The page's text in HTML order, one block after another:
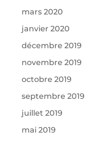
mars 2020
janvier 2020
décembre 2019
novembre 2019
octobre 2019
septembre 2019
juillet 2019
mai 2019